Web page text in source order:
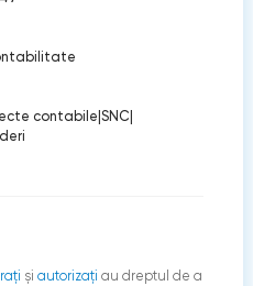
contabile SNC
şi autorizați au dreptul de a